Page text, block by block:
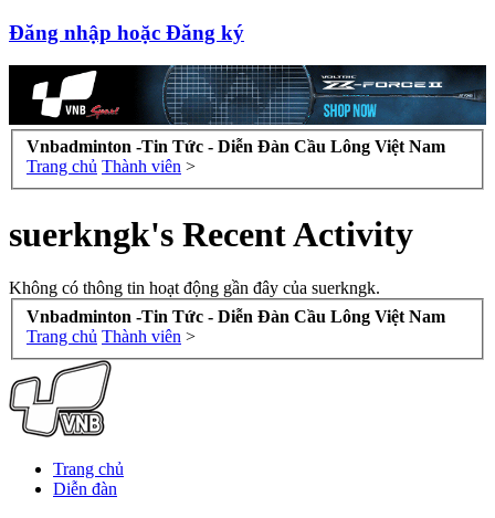
Đăng nhập hoặc Đăng ký
Vnbadminton -Tin Tức - Diễn Đàn Cầu Lông Việt Nam
Trang chủ Thành viên >
suerkngk's Recent Activity
Không có thông tin hoạt động gần đây của suerkngk.
Vnbadminton -Tin Tức - Diễn Đàn Cầu Lông Việt Nam
Trang chủ Thành viên >
Trang chủ
Diễn đàn